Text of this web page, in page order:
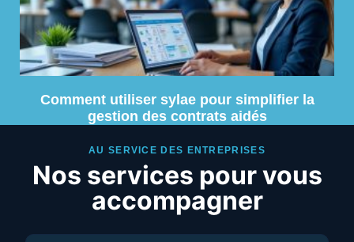
Comment utiliser sylae pour simplifier la
gestion des contrats aidés
AU SERVICE DES ENTREPRISES
Nos services pour vous
accompagner